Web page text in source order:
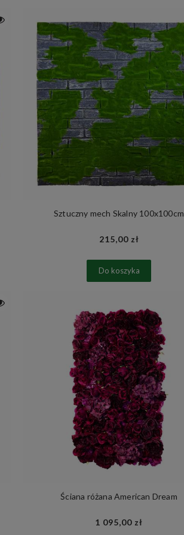
Sztuczny mech Skalny 100x100cm
215,00 zł
Do koszyka
Ściana różana American Dream
1 095,00 zł